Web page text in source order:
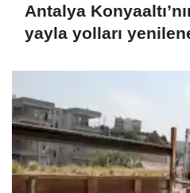
Antalya
yayla yolları